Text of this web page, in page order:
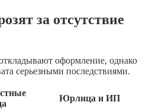
за отсутствие
оформление, однако
серьезными последствиями.
Юрлица и ИП